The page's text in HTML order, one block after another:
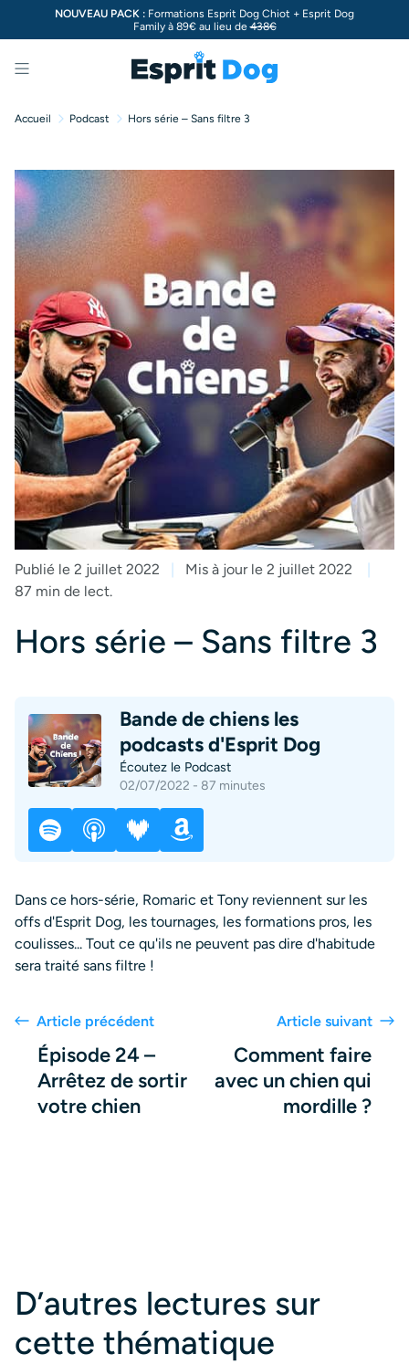
NOUVEAU PACK : Formations Esprit Dog Chiot + Esprit Dog
Family à 89€ au lieu de438€
Menu
Accueil Podcast Hors série – Sans filtre 3
Publié le 2 juillet 2022
Mis à jour le 2 juillet 2022
87 min de lect.
Hors série – Sans filtre 3
Bande de chiens les
podcasts d'Esprit Dog
Écoutez le Podcast
02/07/2022 - 87 minutes
Dans ce hors-série, Romaric et Tony reviennent sur les
offs d'Esprit Dog, les tournages, les formations pros, les
coulisses... Tout ce qu'ils ne peuvent pas dire d'habitude
sera traité sans filtre !
Article précédent
Épisode 24 –
Arrêtez de sortir
votre chien
Article suivant
Comment faire
avec un chien qui
mordille ?
D’autres lectures sur
cette thématique